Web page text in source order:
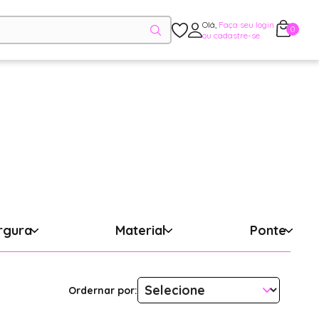
Olá, Faça seu login
ou cadastre-se
0
Material Ponte
Ordernar por: